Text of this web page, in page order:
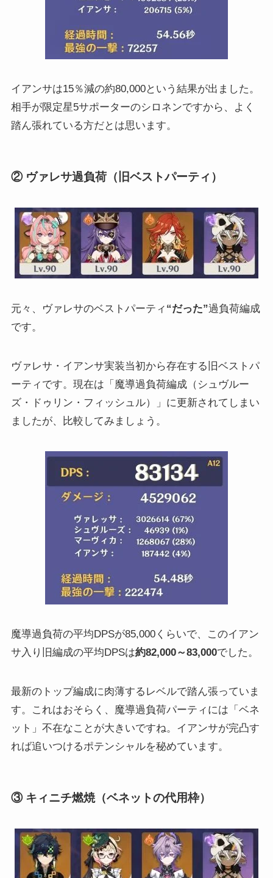
イアンサは15％減の約80,000という結果が出ました。
相手が限定星5サポーターのシロネンですから、よく
踏ん張れている方だとは思います。
② ヴァレサ過負荷（旧ベストパーティ）
元々、ヴァレサのベストパーティ “だった”過負荷編成
です。
ヴァレサ・イアンサ実装当初から存在する旧ベストパ
ーティです。現在は「魔導過負荷編成（シュヴルー
ズ・ドゥリン・フィッシュル）」に更新されてしまい
ましたが、比較してみましょう。
魔導過負荷の平均DPSが85,000くらいで、このイアン
サ入り旧編成の平均DPSは約82,000～83,000でした。
最新のトップ編成に肉薄するレベルで踏ん張っていま
す。これはおそらく、魔導過負荷パーティには「ベネ
ット」不在なことが大きいですね。イアンサが完凸す
れば追いつけるポテンシャルを秘めています。
③ キィニチ燃焼（ベネットの代用枠）